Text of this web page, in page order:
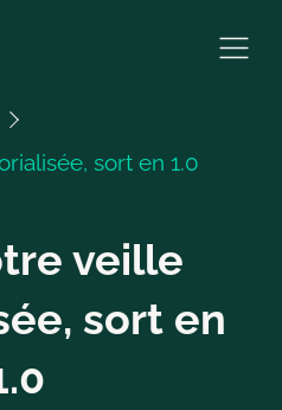
sort en 1.0
veille
sort en